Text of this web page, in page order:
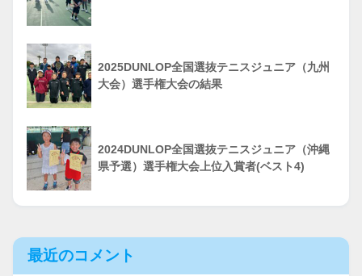
2025DUNLOP全国選抜テニスジュニア（九州
大会）選手権大会の結果
2024DUNLOP全国選抜テニスジュニア（沖縄
県予選）選手権大会上位入賞者(ベスト4)
最近のコメント